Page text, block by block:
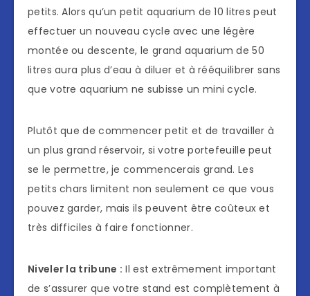
petits. Alors qu’un petit aquarium de 10 litres peut
effectuer un nouveau cycle avec une légère
montée ou descente, le grand aquarium de 50
litres aura plus d’eau à diluer et à rééquilibrer sans
que votre aquarium ne subisse un mini cycle.
Plutôt que de commencer petit et de travailler à
un plus grand réservoir, si votre portefeuille peut
se le permettre, je commencerais grand. Les
petits chars limitent non seulement ce que vous
pouvez garder, mais ils peuvent être coûteux et
très difficiles à faire fonctionner.
Niveler la tribune : Il est extrêmement important
de s’assurer que votre stand est complètement à